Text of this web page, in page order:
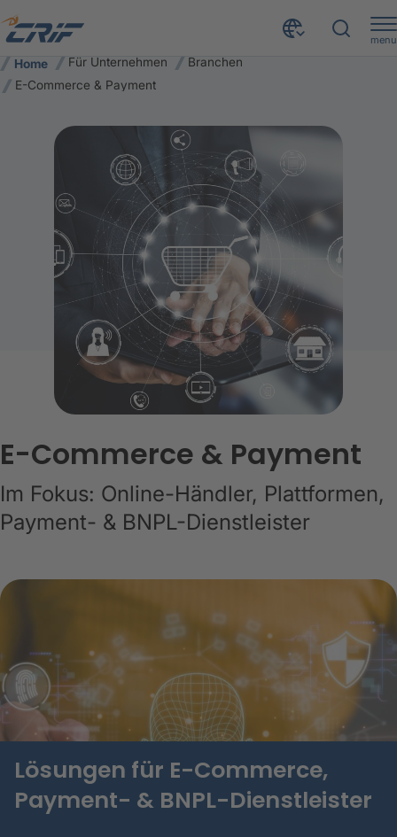
menu
Home Für Unternehmen
Branchen
E-Commerce & Payment
E-Commerce & Payment
Im Fokus: Online-Händler, Plattformen,
Payment- & BNPL-Dienstleister
Lösungen für E-Commerce,
Payment- & BNPL-Dienstleister